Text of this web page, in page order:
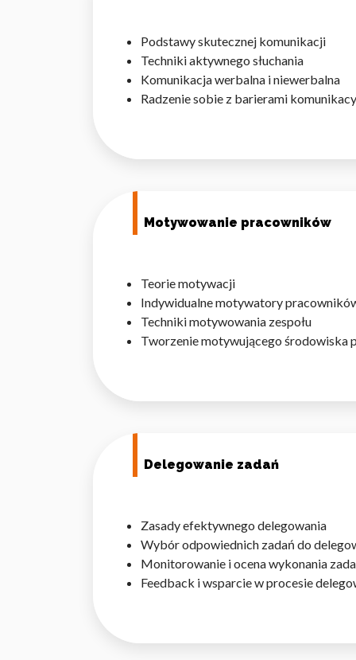
Podstawy skutecznej komunikacji
Techniki aktywnego słuchania
Komunikacja werbalna i niewerbalna
Radzenie sobie z barierami
Motywowanie pracowników
Teorie motywacji
Indywidualne motywatory
Techniki motywowania zespołu
Tworzenie motywującego środowiska
Delegowanie zadań
Zasady efektywnego delegowania
Wybór odpowiednich zadań do
Monitorowanie i ocena wykonania
Feedback i wsparcie w procesie
Wykorzystujemy pliki cookie
Niezbędne
Niezbędne pliki cookie mają
Preferencje